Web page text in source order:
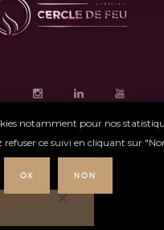
notamment pour nos
refuser ce suivi en cliquant sur
OK NON